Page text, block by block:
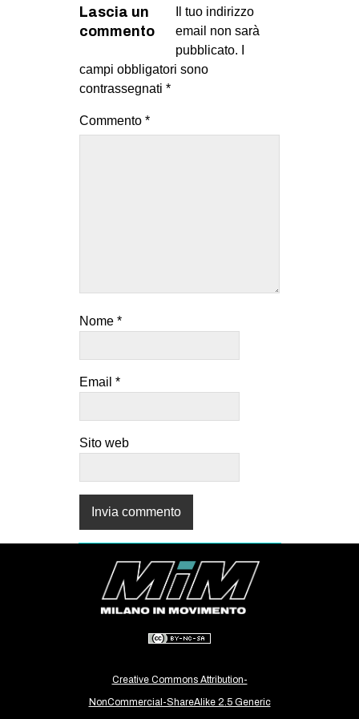
EVENTI
in
Lascia un
commento
Il tuo indirizzo
email non sarà
pubblicato.
campi obbligatori sono
contrassegnati *
Commento *
Nome *
Email *
Sito web
Creative Commons Attribution-
NonCommercial-ShareAlike 2.5 Generic